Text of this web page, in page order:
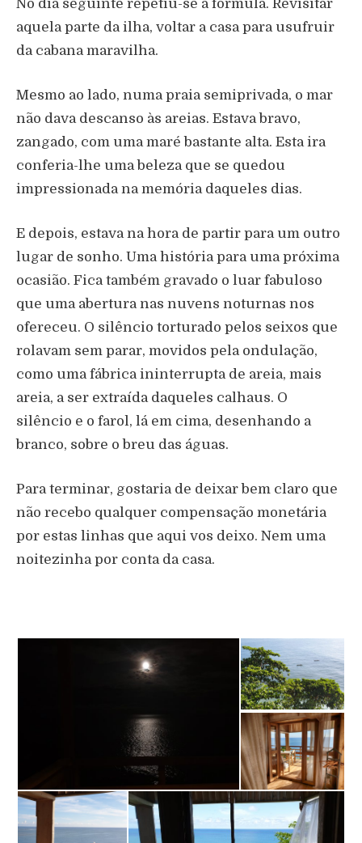
No dia seguinte repetiu-se a fórmula. Revisitar
aquela parte da ilha, voltar a casa para usufruir
da cabana maravilha.
Mesmo ao lado, numa praia semiprivada, o mar
não dava descanso às areias. Estava bravo,
zangado, com uma maré bastante alta. Esta ira
conferia-lhe uma beleza que se quedou
impressionada na memória daqueles dias.
E depois, estava na hora de partir para um outro
lugar de sonho. Uma história para uma próxima
ocasião. Fica também gravado o luar fabuloso
que uma abertura nas nuvens noturnas nos
ofereceu. O silêncio torturado pelos seixos que
rolavam sem parar, movidos pela ondulação,
como uma fábrica ininterrupta de areia, mais
areia, a ser extraída daqueles calhaus. O
silêncio e o farol, lá em cima, desenhando a
branco, sobre o breu das águas.
Para terminar, gostaria de deixar bem claro que
não recebo qualquer compensação monetária
por estas linhas que aqui vos deixo. Nem uma
noitezinha por conta da casa.